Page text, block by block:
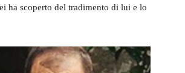
ha scoperto del tradimento di lui e lo